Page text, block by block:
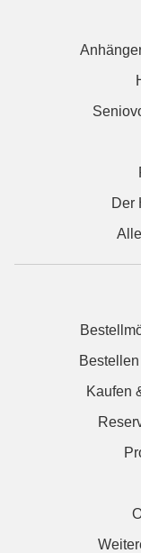
Der
Kaufen